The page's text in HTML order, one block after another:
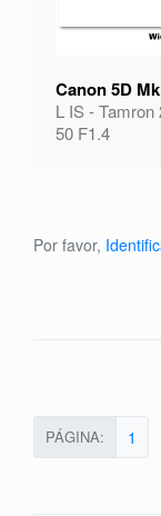
Canon 5D
L IS -
50 F1.4
Por favor,
PÁGINA: 1